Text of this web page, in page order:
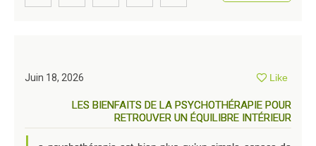
Juin 18, 2026 Like
LES BIENFAITS DE LA PSYCHOTHÉRAPIE POUR
RETROUVER UN ÉQUILIBRE INTÉRIEUR